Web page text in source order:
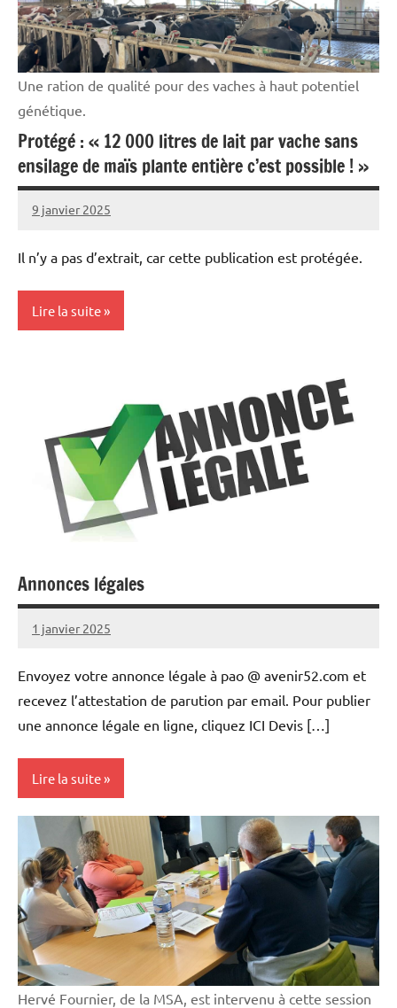
Une ration de qualité pour des vaches à haut potentiel
génétique.
Protégé : « 12 000 litres de lait par vache sans
ensilage de maïs plante entière c’est possible ! »
9 janvier 2025
L'Avenir
et
Il n’y a pas d’extrait, car cette publication est protégée.
Lire la suite
Annonces légales
1 janvier 2025
L'Avenir
et
Rural
Envoyez votre annonce légale à pao @ avenir52.com et
recevez l’attestation de parution par email. Pour publier
une annonce légale en ligne, cliquez ICI Devis […]
Lire la suite
Annonces
légales
Hervé Fournier, de la MSA, est intervenu à cette session